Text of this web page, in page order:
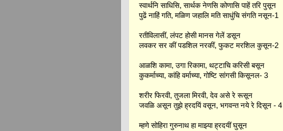
स्वार्थनि साधिसि, सार्थक नेणसि कोणासि पाहें तरि पुसून
पुढें नाहिं गति, मळिण जहालि मति साधुंचि संगति नसून-1
रतीविलासीं, लंपट होसी मानस गेलें डसून
लवकर सर कीं पडशिल नरकीं, फुकट मरशिल कुसून-2
आळशि कामा, उगा रिकामा, थट्टाचि करिसी बसून
कुकर्माच्या, कांहि वर्माच्या, गोष्टि सांगसी किसूनल- 3
शरीर फिरवी, तुजला मिरवी, देव असे रे रूसून
जवळि असून तुझे ह्रदयिं वसून, भगवन्त नये रे दिसून - 4
म्हणे सोहिरा गुरुनाथ हा माझ्या ह्रदयीं घुसून